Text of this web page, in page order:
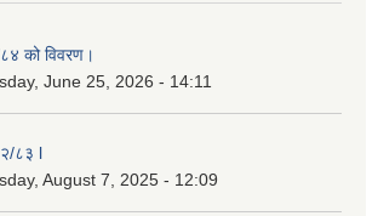
को विवरण।
June 25, 2026 - 14:11
८३ l
August 7, 2025 - 12:09